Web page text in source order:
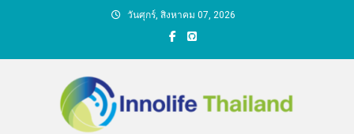
วันศุกร์, สิงหาคม 07, 2026